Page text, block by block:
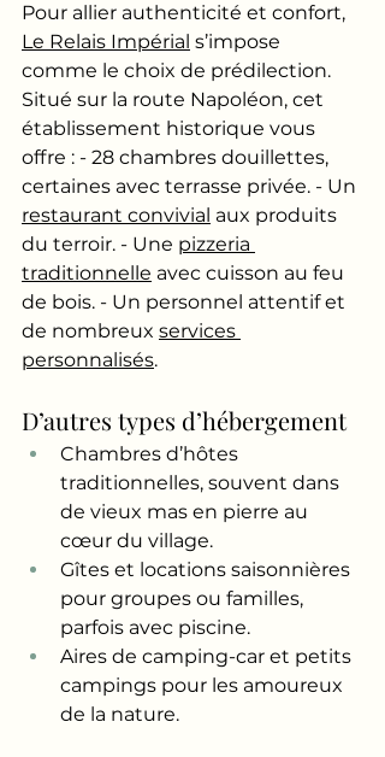
Pour allier authenticité et confort,
Le Relais Impérial s’impose
comme le choix de prédilection.
Situé sur la route Napoléon, cet
établissement historique vous
offre : - 28 chambres douillettes,
certaines avec terrasse privée. - Un
restaurant convivial aux produits
du terroir. - Une pizzeria
traditionnelle avec cuisson au feu
de bois. - Un personnel attentif et
de nombreux services
personnalisés.
D’autres types d’hébergement
Chambres d’hôtes
traditionnelles, souvent dans
de vieux mas en pierre au
cœur du village.
Gîtes et locations saisonnières
pour groupes ou familles,
parfois avec piscine.
Aires de camping-car et petits
campings pour les amoureux
de la nature.